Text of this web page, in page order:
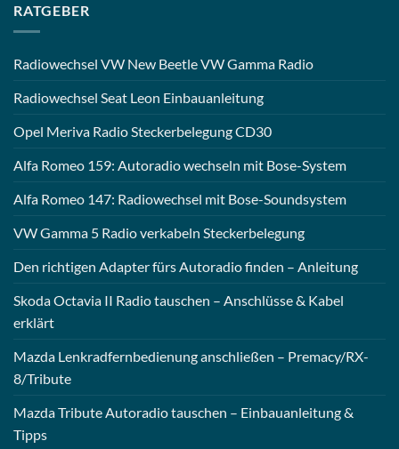
RATGEBER
Radiowechsel VW New Beetle VW Gamma Radio
Radiowechsel Seat Leon Einbauanleitung
Opel Meriva Radio Steckerbelegung CD30
Alfa Romeo 159: Autoradio wechseln mit Bose-System
Alfa Romeo 147: Radiowechsel mit Bose-Soundsystem
VW Gamma 5 Radio verkabeln Steckerbelegung
Den richtigen Adapter fürs Autoradio finden – Anleitung
Skoda Octavia II Radio tauschen – Anschlüsse & Kabel
erklärt
Mazda Lenkradfernbedienung anschließen – Premacy/RX-
8/Tribute
Mazda Tribute Autoradio tauschen – Einbauanleitung &
Tipps